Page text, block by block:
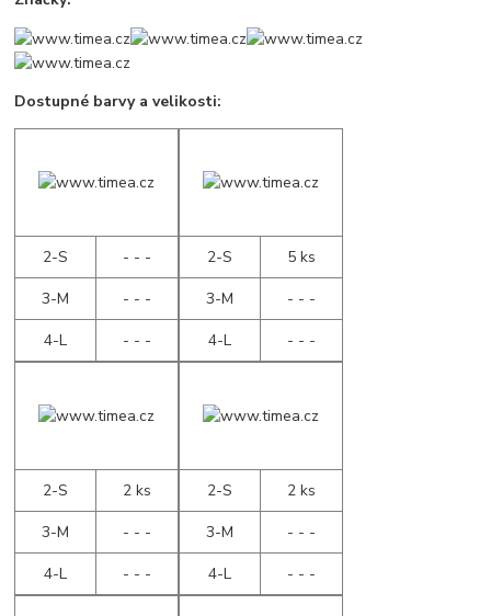
Dostupné barvy a velikosti:
2-S
- - -
3-M
- - -
4-L
- - -
2-S
5 ks
3-M
- - -
4-L
- - -
2-S
2 ks
3-M
- - -
4-L
- - -
2-S
2 ks
3-M
- - -
4-L
- - -